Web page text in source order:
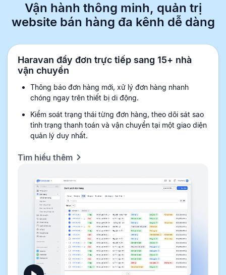
Vận hành thông minh, quản trị
website bán hàng đa kênh dễ dàng
Haravan đẩy đơn trực tiếp sang 15+ nhà
vận chuyển
Thông báo đơn hàng mới, xử lý đơn hàng nhanh
chóng ngay trên thiết bị di động.
Kiểm soát trạng thái từng đơn hàng, theo dõi sát sao
tình trạng thanh toán và vận chuyển tại một giao diện
quản lý duy nhất.
Tìm hiểu thêm